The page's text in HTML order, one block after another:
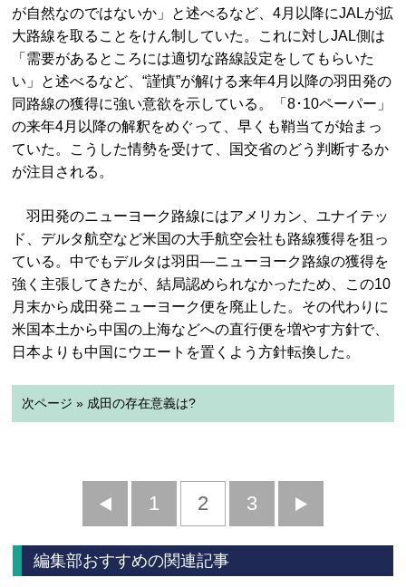
が自然なのではないか」と述べるなど、4月以降にJALが拡
大路線を取ることをけん制していた。これに対しJAL側は
「需要があるところには適切な路線設定をしてもらいた
い」と述べるなど、“謹慎”が解ける来年4月以降の羽田発の
同路線の獲得に強い意欲を示している。「8･10ペーパー」
の来年4月以降の解釈をめぐって、早くも鞘当てが始まっ
ていた。こうした情勢を受けて、国交省のどう判断するか
が注目される。
羽田発のニューヨーク路線にはアメリカン、ユナイテッ
ド、デルタ航空など米国の大手航空会社も路線獲得を狙っ
ている。中でもデルタは羽田―ニューヨーク路線の獲得を
強く主張してきたが、結局認められなかったため、この10
月末から成田発ニューヨーク便を廃止した。その代わりに
米国本土から中国の上海などへの直行便を増やす方針で、
日本よりも中国にウエートを置くよう方針転換した。
次ページ » 成田の存在意義は?
前
へ
1 2 3
へ
編集部おすすめの関連記事